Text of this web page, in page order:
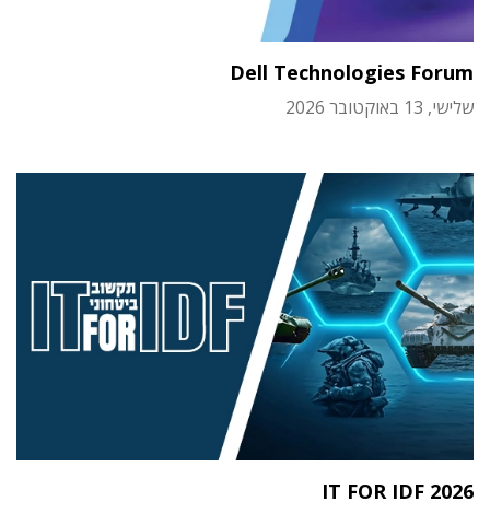
Dell Technologies Forum
שלישי, 13 באוקטובר 2026
IT FOR IDF 2026